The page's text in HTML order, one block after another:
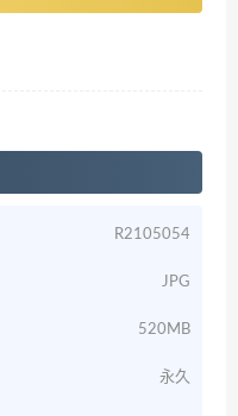
R2105054
JPG
520MB
永久